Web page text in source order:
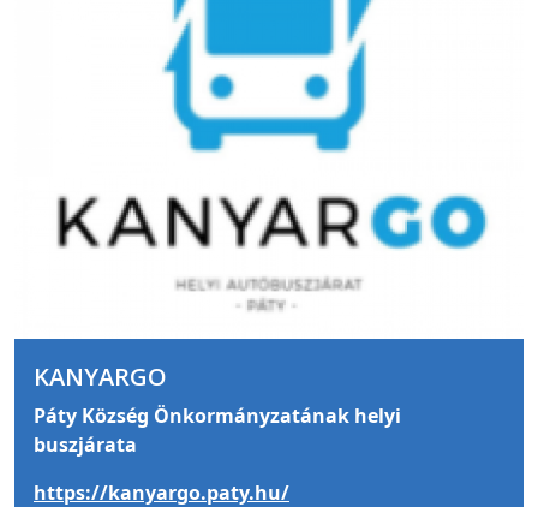
KANYARGO
Páty Község Önkormányzatának helyi
buszjárata
https://kanyargo.paty.hu/